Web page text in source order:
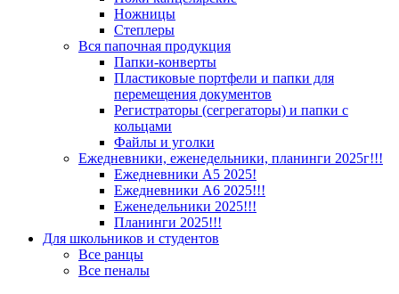
Ножницы
Степлеры
Вся папочная продукция
Папки-конверты
Пластиковые портфели и папки для
перемещения документов
Регистраторы (сегрегаторы) и папки с
кольцами
Файлы и уголки
Ежедневники, еженедельники, планинги 2025г!!!
Ежедневники А5 2025!
Ежедневники А6 2025!!!
Еженедельники 2025!!!
Планинги 2025!!!
Для школьников и студентов
Все ранцы
Все пеналы